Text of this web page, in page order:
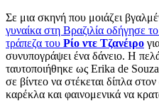
Σε μια σκηνή που μοιάζει
γυναίκα στη Βραζιλία οδήγησε
τράπεζα του Ρίο ντε Τζανέιρο
συνυπογράψει ένα δάνειο. Η
ταυτοποιήθηκε ως Erika de
σε βίντεο να στέκεται δίπλα
καρέκλα και φαινομενικά να